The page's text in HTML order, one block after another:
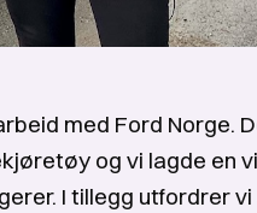
med Ford Norge.
og vi lagde en
I tillegg utfordrer